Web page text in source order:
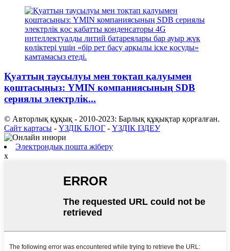
Қуаттың таусылуы мен тоқтап қалуымен
қоштасыңыз: YMIN компаниясының SDB
сериялы электрлік...
© Авторлық құқық - 2010-2023: Барлық құқықтар қорғалған.
Сайт картасы - ҮЗДІК БЛОГ - ҮЗДІК ІЗДЕУ
Электрондық пошта жіберу
x